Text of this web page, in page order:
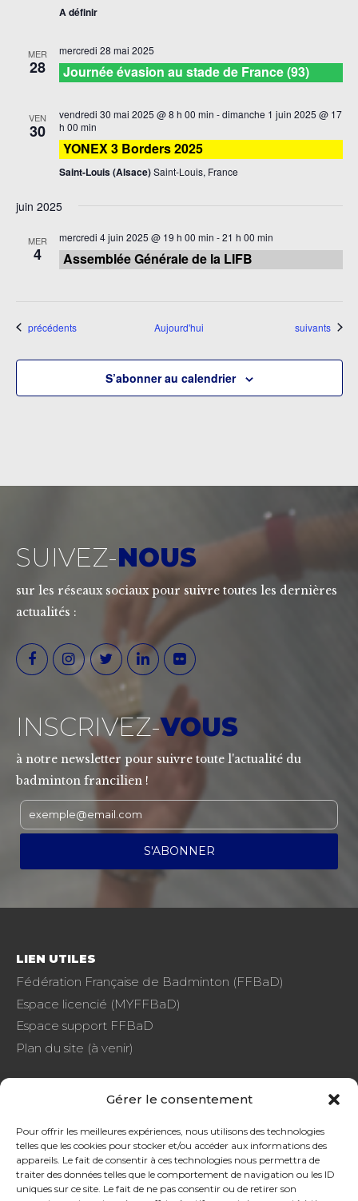
Gérer le consentement
Pour offrir les meilleures expériences, nous utilisons des technologies
telles que les cookies pour stocker et/ou accéder aux informations des
appareils. Le fait de consentir à ces technologies nous permettra de
traiter des données telles que le comportement de navigation ou les ID
uniques sur ce site. Le fait de ne pas consentir ou de retirer son
A définir
MER
28
mercredi 28 mai 2025
Journée évasion au stade de France (93)
VEN
30
vendredi 30 mai 2025 @ 8 h 00 min -dimanche 1 juin 2025 @ 17
h 00 min
YONEX 3 Borders 2025
Saint-Louis (Alsace)Saint-Louis, France
juin 2025
MER
4
mercredi 4 juin 2025 @ 19 h 00 min -21 h 00 min
Assemblée Générale de la LIFB
Évènements
précédents Aujourd'hui Évènements
suivants
S’abonner au calendrier
SUIVEZ-NOUS
sur les réseaux sociaux pour suivre toutes les dernières
actualités :
INSCRIVEZ-VOUS
à notre newsletter pour suivre toute l'actualité du
badminton francilien !
LIEN UTILES
Fédération Française de Badminton (FFBaD)
Espace licencié (MYFFBaD)
Espace support FFBaD
Plan du site (à venir)
FAQ
CGU
Protection de données